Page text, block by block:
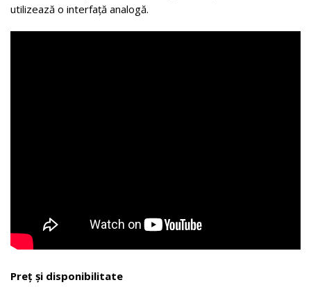
utilizează o interfață analogă.
Preț și disponibilitate